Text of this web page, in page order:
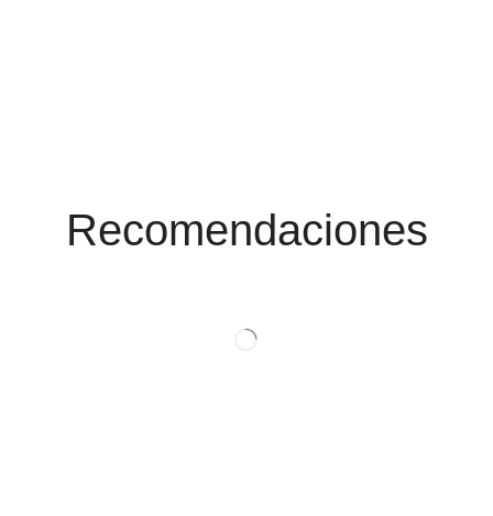
Promociones
Recomendaciones